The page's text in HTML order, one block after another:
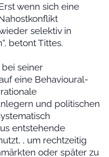
wenn sich eine
selektiv in
betont Tittes.
seiner
eine Behavioural-
und politischen
entstehende
, um rechtzeitig
oder später zu